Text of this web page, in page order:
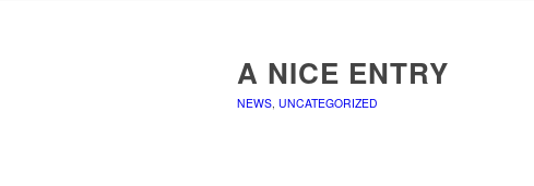
A NICE ENTRY
NEWS, UNCATEGORIZED